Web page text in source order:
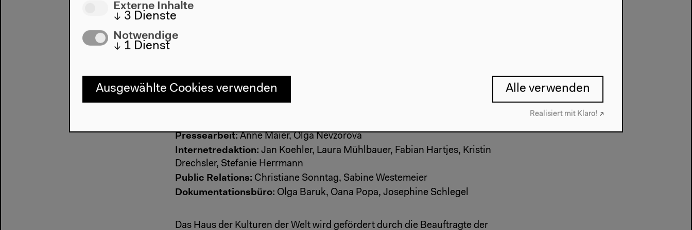
Film und Video:
Jason Dorn, Adrian Balladore, Bastian Heide, Lucas Kämmerer
Bereich Kommunikation
Kommissarische Leitung:
Pressearbeit: Anne Maier, Olga Nevzorova
Internetredaktion: Jan Koehler, Laura Mühlbauer, Fabian Hartjes, Kristin
Drechsler, Stefanie Herrmann
Public Relations: Christiane Sonntag, Sabine Westemeier
Dokumentationsbüro: Olga Baruk, Oana Popa, Josephine Schlegel
Das Haus der Kulturen der Welt wird gefördert durch die Beauftragte der
Externe Inhalte
↓ 3 Dienste
Notwendige
↓ 1 Dienst
Ausgewählte Cookies verwenden Alle verwenden
Realisiert mit Klaro!